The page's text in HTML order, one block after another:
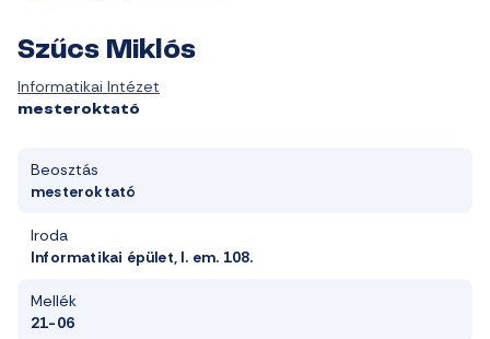
Szűcs Miklós
Informatikai Intézet
mesteroktató
Beosztás
mesteroktató
Iroda
Informatikai épület, I. em. 108.
Mellék
21-06